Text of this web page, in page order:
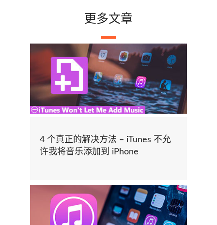
更多文章
4 个真正的解决方法 – iTunes 不允
许我将音乐添加到 iPhone